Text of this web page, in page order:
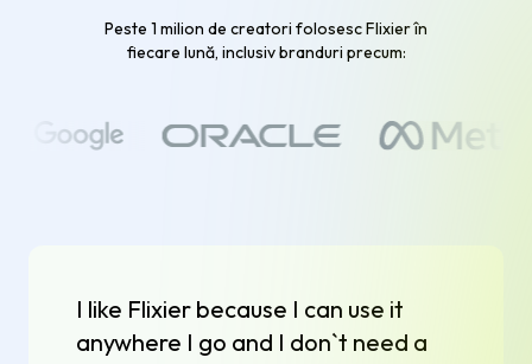
Peste 1 milion de creatori folosesc Flixier în
fiecare lună, inclusiv branduri precum:
I like Flixier because I can use it
anywhere I go and I don`t need a